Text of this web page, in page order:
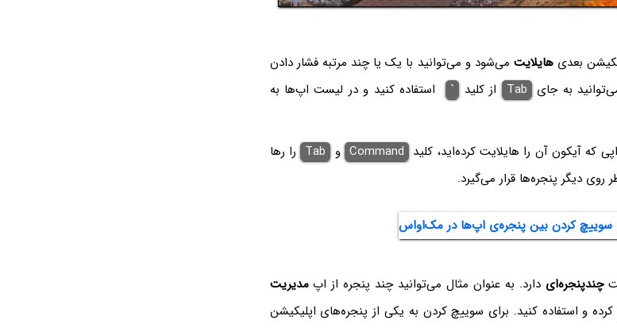
بعدی هایلایت می‌شود و می‌توانید با یک یا چند مرتبه فشار دادن
به جای Tab از کلید ` استفاده کنید و در لیست اپ‌ها به
که آیکون آن را هایلایت کرده‌اید، کلید Command و Tab را رها
دیگر پنجره‌ها قرار می‌گیرد.
چندپنجره‌ای دارد. به عنوان مثال می‌توانید چند پنجره از اپمدیریت
کرده و استفاده کنید. برای سوییچ کردن به یکی از پنجره‌های اپلیکیشن